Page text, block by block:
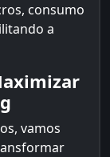
consumo
a
vamos